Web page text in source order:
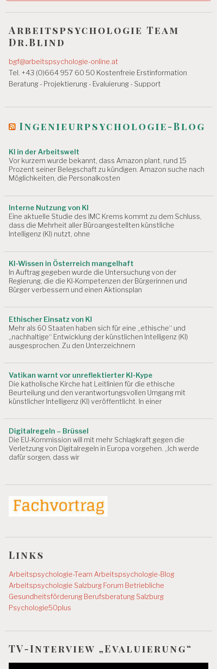
EI
T
B
E
I
N
G
U
N
R
B
EI
T
F
I
G
EI
T
A
R
B
S
P
L
A
A
R
B
T
S
P
R
O
K
I
V
R
B
EI
S
S
C
g
s
n
a
v
i
g
a
t
i
o
n
Arbeitspsychologie Team
Dr.Blind
bgf@arbeitspsychologie-online.at
Tel. +43 (0)664 957 60 50 Kostenfreie Erstinformation
Beratung - Projektierung - Evaluierung - Support
Ingenieurpsychologie-Blog
KI in der Arbeitswelt
Vor kurzem wurde bekannt, dass Amazon plant, rund 15
Prozent seiner Belegschaft zu kündigen. Amazon suche nach
Möglichkeiten, die Personalkosten
Interne Nutzung von KI
Eine aktuelle Studie des IMC Krems kommt zu dem Schluss,
dass die Mehrheit aller Büroangestellten künstliche
Intelligenz (KI) nutzt, ohne
KI-Wissen in Österreich mangelhaft
In Auftrag gegeben wurde die Untersuchung von der
Regierung, die die KI-Kompetenzen der Bürgerinnen und
Bürger verbessern und einen Aktionsplan
Ethischer Einsatz von KI
Mehr als 60 Staaten haben sich für eine „ethische“ und
„nachhaltige“ Entwicklung der künstlichen Intelligenz (KI)
ausgesprochen. Zu den Unterzeichnern
Vatikan warnt vor unreflektierter KI-Kype
Die katholische Kirche hat Leitlinien für die ethische
Beurteilung und den verantwortungsvollen Umgang mit
künstlicher Intelligenz (KI) veröffentlicht. In einer
Digitalregeln – Brüssel
Die EU-Kommission will mit mehr Schlagkraft gegen die
Verletzung von Digitalregeln in Europa vorgehen. „Ich werde
dafür sorgen, dass wir
Links
Arbeitspsychologie-TeamArbeitspsychologie-Blog
Arbeitspsychologie Salzburg Forum Betriebliche
Gesundheitsförderung Berufsberatung Salzburg
Psychologie50plus
TV-Interview „Evaluierung“